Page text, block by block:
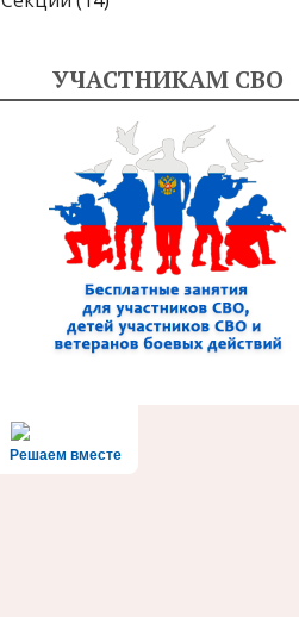
УЧАСТНИКАМ СВО
Решаем вместе